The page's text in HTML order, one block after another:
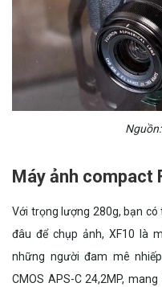
Máy ảnh compact
Với trọng lượng 280g, bạn
đâu để chụp ảnh, XF10 là
những người đam mê
CMOS APS-C 24,2MP,